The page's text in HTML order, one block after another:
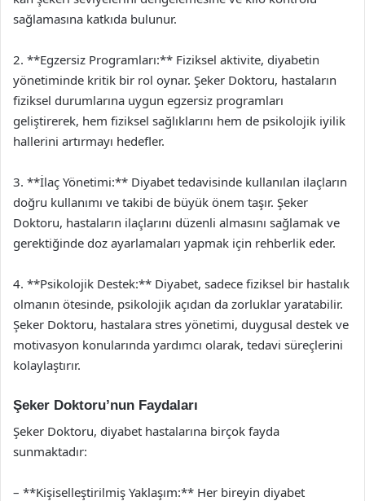
sağlamasına katkıda bulunur.
2. **Egzersiz Programları:** Fiziksel aktivite, diyabetin
yönetiminde kritik bir rol oynar. Şeker Doktoru, hastaların
fiziksel durumlarına uygun egzersiz programları
geliştirerek, hem fiziksel sağlıklarını hem de psikolojik iyilik
hallerini artırmayı hedefler.
3. **İlaç Yönetimi:** Diyabet tedavisinde kullanılan ilaçların
doğru kullanımı ve takibi de büyük önem taşır. Şeker
Doktoru, hastaların ilaçlarını düzenli almasını sağlamak ve
gerektiğinde doz ayarlamaları yapmak için rehberlik eder.
4. **Psikolojik Destek:** Diyabet, sadece fiziksel bir hastalık
olmanın ötesinde, psikolojik açıdan da zorluklar yaratabilir.
Şeker Doktoru, hastalara stres yönetimi, duygusal destek ve
motivasyon konularında yardımcı olarak, tedavi süreçlerini
kolaylaştırır.
Şeker Doktoru’nun Faydaları
Şeker Doktoru, diyabet hastalarına birçok fayda
sunmaktadır:
– **Kişiselleştirilmiş Yaklaşım:** Her bireyin diyabet